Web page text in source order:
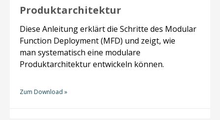
Produktarchitektur
Diese Anleitung erklärt die Schritte des Modular
Function Deployment (MFD) und zeigt, wie
man systematisch eine modulare
Produktarchitektur entwickeln können.
Zum Download »